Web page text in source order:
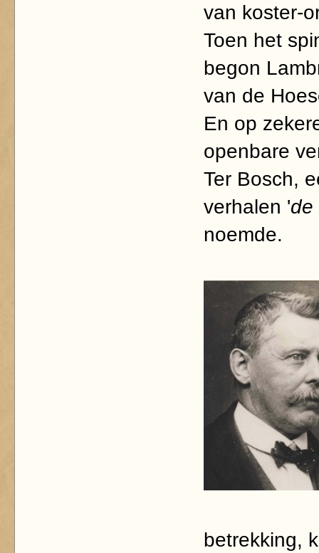
van koster-
Toen het
begon
van de
En op
openbare
Ter Bosch,
verhalen 'de
noemde.
betrekking,